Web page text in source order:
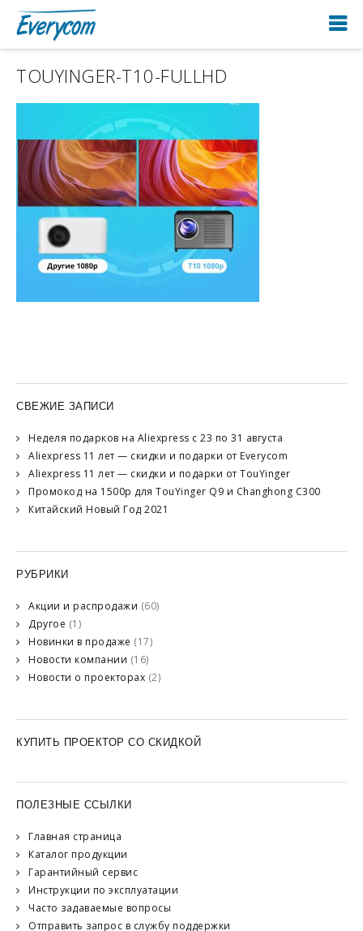
TOUYINGER-T10-FULLHD
СВЕЖИЕ ЗАПИСИ
Неделя подарков на Aliexpress с 23 по 31 августа
Aliexpress 11 лет — скидки и подарки от Everycom
Aliexpress 11 лет — скидки и подарки от TouYinger
Промокод на 1500р для TouYinger Q9 и Changhong C300
Китайский Новый Год 2021
РУБРИКИ
Акции и распродажи (60)
Другое (1)
Новинки в продаже (17)
Новости компании (16)
Новости о проекторах (2)
КУПИТЬ ПРОЕКТОР СО СКИДКОЙ
ПОЛЕЗНЫЕ ССЫЛКИ
Главная страница
Каталог продукции
Гарантийный сервис
Инструкции по эксплуатации
Часто задаваемые вопросы
Отправить запрос в службу поддержки